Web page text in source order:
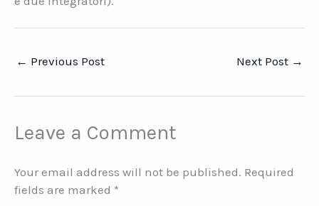
← Previous Post Next Post →
Leave a Comment
Your email address will not be published. Required
fields are marked *